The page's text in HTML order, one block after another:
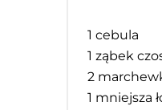
1 cebula
1 ząbek
2
1 mniejsza